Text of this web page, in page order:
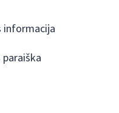
informacija